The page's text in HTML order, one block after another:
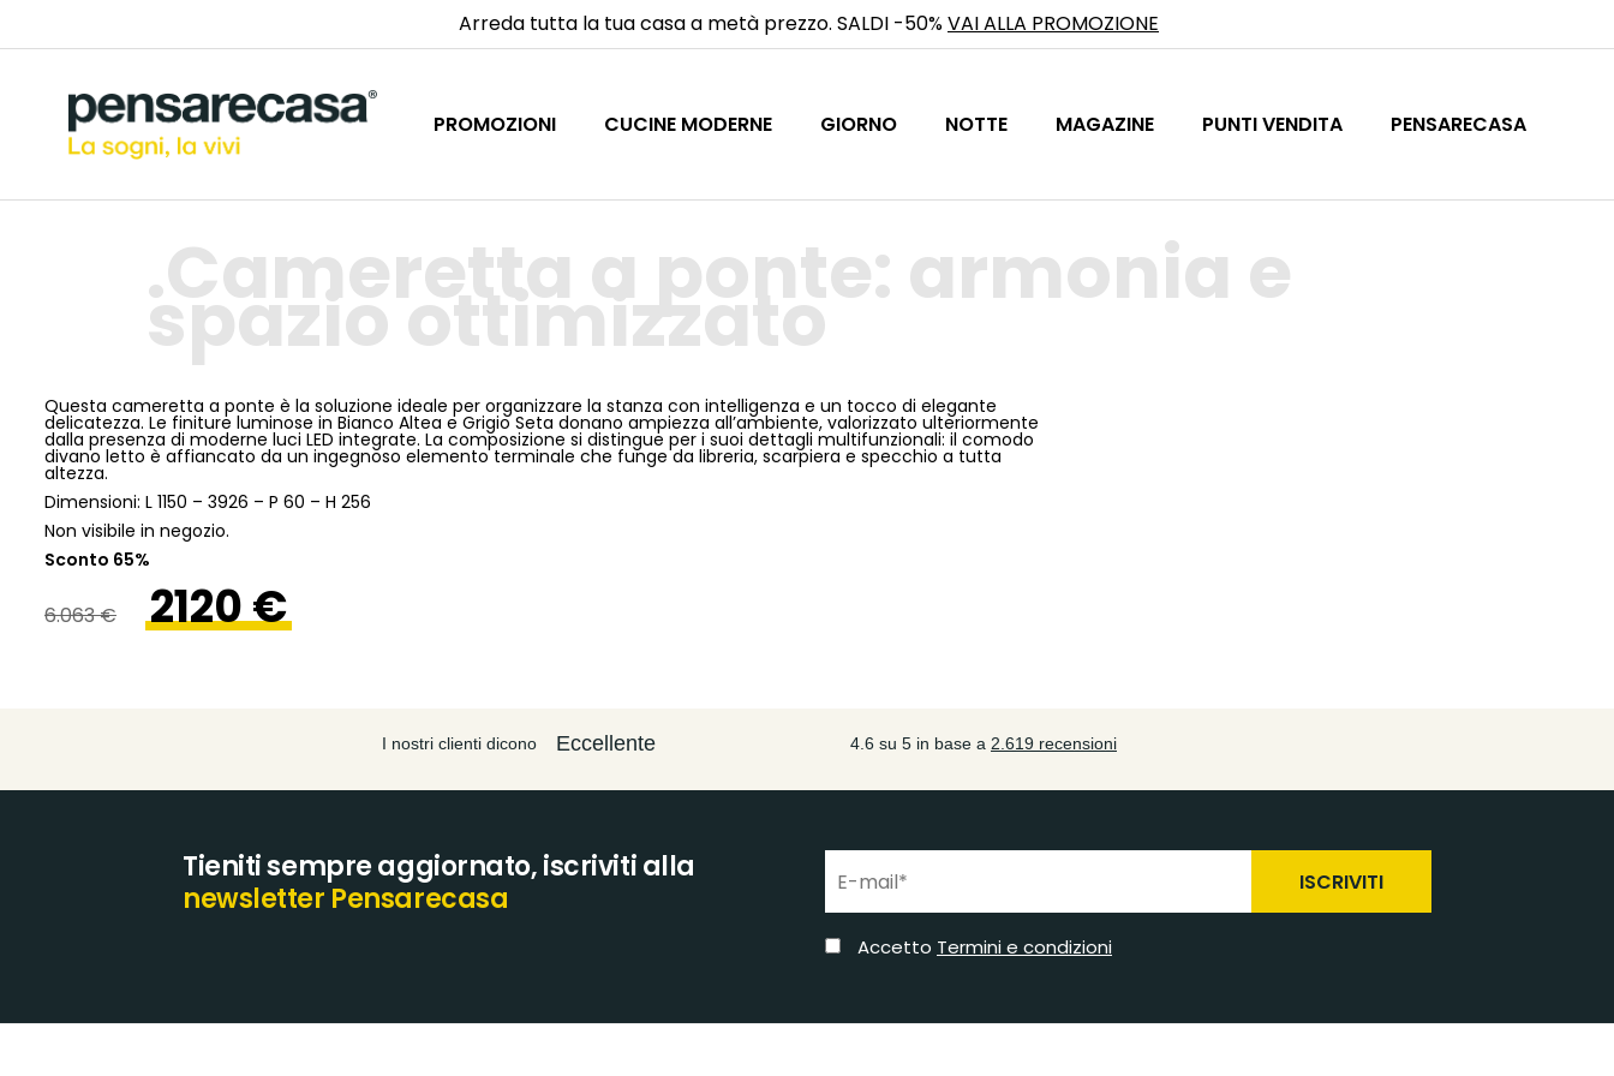
Arreda tutta la tua casa a metà prezzo. SALDI -50%VAI ALLA PROMOZIONE
PROMOZIONI CUCINE MODERNE GIORNO NOTTE MAGAZINE PUNTI VENDITA PENSARECASA
Cameretta a ponte: armonia e
spazio ottimizzato
Questa cameretta a ponte è la soluzione ideale per organizzare la stanza con intelligenza e un tocco di elegante
delicatezza. Le finiture luminose in Bianco Altea e Grigio Seta donano ampiezza all’ambiente, valorizzato ulteriormente
dalla presenza di moderne luci LED integrate. La composizione si distingue per i suoi dettagli multifunzionali: il comodo
divano letto è affiancato da un ingegnoso elemento terminale che funge da libreria, scarpiera e specchio a tutta
altezza.
Dimensioni: L 1150 – 3926 – P 60 – H 256
Non visibile in negozio.
Sconto 65%
6.063 € 2120 €
Tieniti sempre aggiornato, iscriviti alla
newsletter Pensarecasa
ISCRIVITI
Accetto Termini e condizioni